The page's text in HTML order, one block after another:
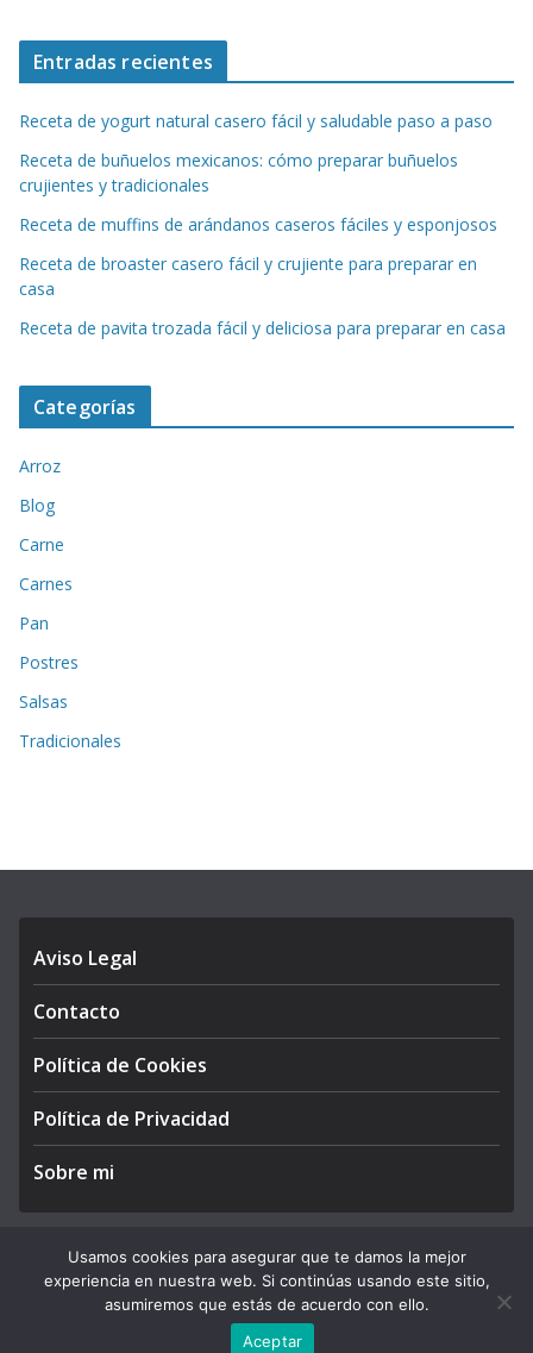
Entradas recientes
Receta de yogurt natural casero fácil y saludable paso a paso
Receta de buñuelos mexicanos: cómo preparar buñuelos
crujientes y tradicionales
Receta de muffins de arándanos caseros fáciles y esponjosos
Receta de broaster casero fácil y crujiente para preparar en
casa
Receta de pavita trozada fácil y deliciosa para preparar en casa
Categorías
Arroz
Blog
Carne
Carnes
Pan
Postres
Salsas
Tradicionales
Aviso Legal
Contacto
Política de Cookies
Política de Privacidad
Sobre mi
Copyright © 2026APEGA Perú. All rights reserved.
by ThemeGrill. Powered by
Usamos cookies para asegurar que te damos la mejor
experiencia en nuestra web. Si continúas usando este sitio,
asumiremos que estás de acuerdo con ello.
Aceptar